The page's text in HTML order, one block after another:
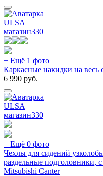
ULSA
магазин330
+ Ещё 1 фото
Каркасные накидки на
6 990 руб.
ULSA
магазин330
+ Ещё 0 фото
Чехлы для сидений
раздельные подголовники,
Mitsubishi Canter